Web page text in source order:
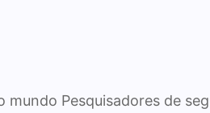
Pesquisadores de